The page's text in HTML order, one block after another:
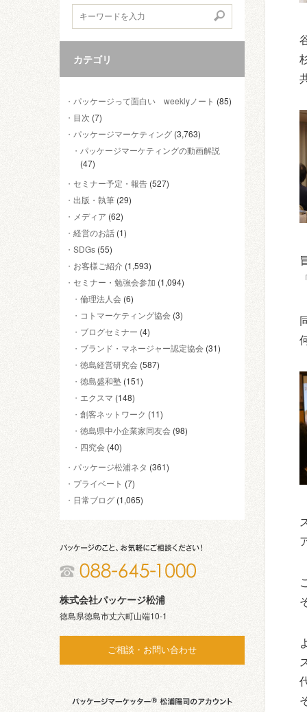
カテゴリ
パッケージって面白い weeklyノート (85)
目次 (7)
パッケージマーケティング (3,763)
パッケージマーケティングの動画解説
(47)
セミナー予定・報告 (527)
出版・執筆 (29)
メディア (62)
経営のお話 (1)
SDGs (55)
お客様ご紹介 (1,593)
セミナー・勉強会参加 (1,094)
倫理法人会 (6)
コトマーケティング協会 (3)
ブログセミナー (4)
ブランド・マネージャー認定協会 (31)
徳島経営研究会 (587)
徳島盛和塾 (151)
エクスマ (148)
創客ネットワーク (11)
徳島県中小企業家同友会 (98)
四究会 (40)
パッケージ松浦ネタ (361)
プライベート (7)
日常ブログ (1,065)
株式会社パッケージ松浦
徳島県徳島市丈六町山端10-1
ご相談・お問い合わせ